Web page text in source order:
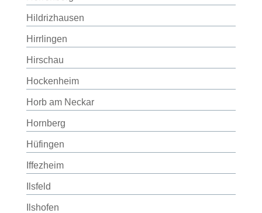
Hildrizhausen
Hirrlingen
Hirschau
Hockenheim
Horb am Neckar
Hornberg
Hüfingen
Iffezheim
Ilsfeld
Ilshofen